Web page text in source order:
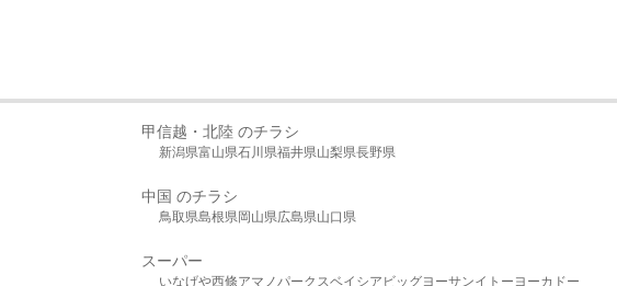
甲信越・北陸 のチラシ
新潟県富山県石川県福井県山梨県長野県
中国 のチラシ
鳥取県島根県岡山県広島県山口県
スーパー
いなげや西條アマノパークスベイシア ビッグヨーサンイトーヨーカドー